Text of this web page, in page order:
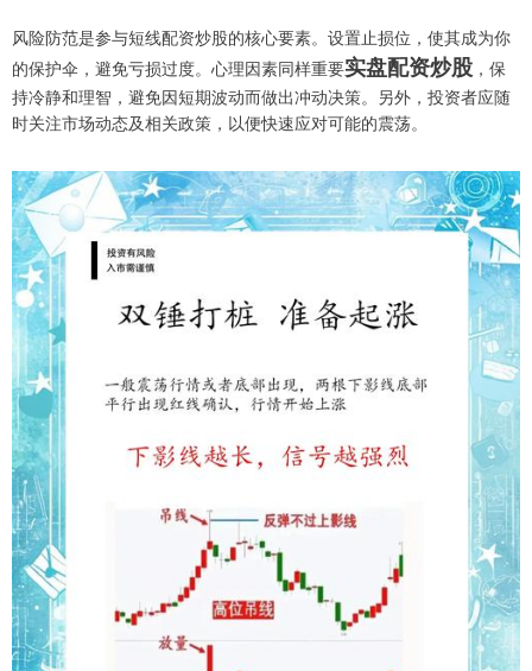
风险防范是参与短线配资炒股的核心要素。设置止损位，使其成为你
的保护伞，避免亏损过度。心理因素同样重要实盘配资炒股 ，保
持冷静和理智，避免因短期波动而做出冲动决策。另外，投资者应随
时关注市场动态及相关政策，以便快速应对可能的震荡。